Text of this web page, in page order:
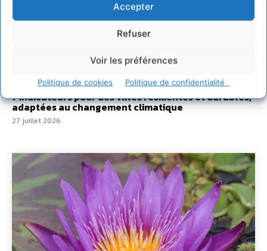
Accepter
Refuser
Voir les préférences
Politique de cookies Politique de confidentialité
Un kit citoyen pour lever les freins au
développement des forêts comestibles dans nos
L’éco-anxiété informe et l’éco-lucidité transforme
28 juillet 2026
7 indicateurs pour des villes résilientes et durables,
adaptées au changement climatique
27 juillet 2026